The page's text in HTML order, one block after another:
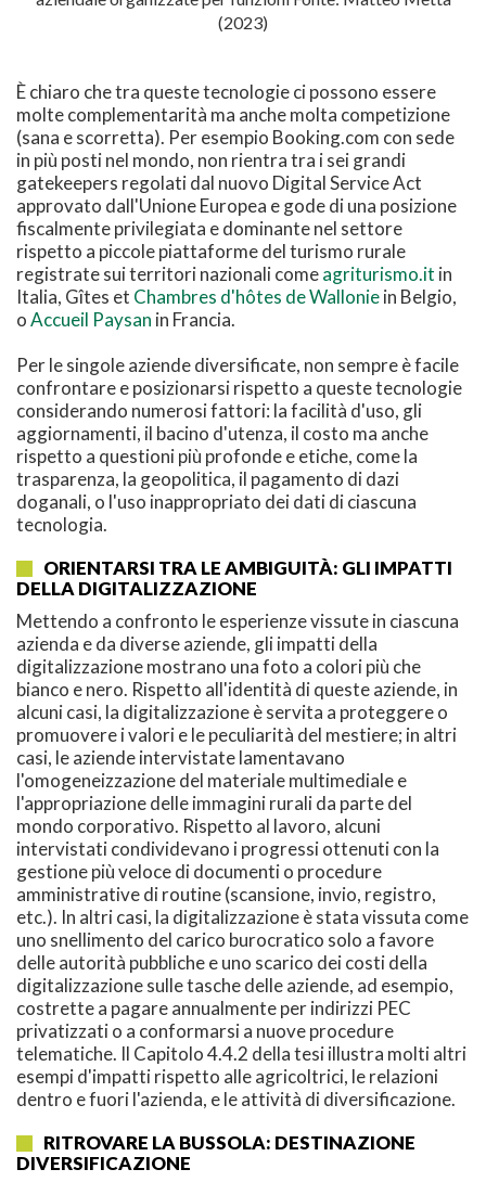
(2023)
È chiaro che tra queste tecnologie ci possono essere
molte complementarità ma anche molta competizione
(sana e scorretta). Per esempio Booking.com con sede
in più posti nel mondo, non rientra tra i sei grandi
gatekeepers regolati dal nuovo Digital Service Act
approvato dall'Unione Europea e gode di una posizione
fiscalmente privilegiata e dominante nel settore
rispetto a piccole piattaforme del turismo rurale
registrate sui territori nazionali comeagriturismo.it in
Italia, Gîtes et Chambres d'hôtes de Walloniein Belgio,
oAccueil Paysan in Francia.
Per le singole aziende diversificate, non sempre è facile
confrontare e posizionarsi rispetto a queste tecnologie
considerando numerosi fattori: la facilità d'uso, gli
aggiornamenti, il bacino d'utenza, il costo ma anche
rispetto a questioni più profonde e etiche, come la
trasparenza, la geopolitica, il pagamento di dazi
doganali, o l'uso inappropriato dei dati di ciascuna
tecnologia.
ORIENTARSI TRA LE AMBIGUITÀ: GLI IMPATTI
DELLA DIGITALIZZAZIONE
Mettendo a confronto le esperienze vissute in ciascuna
azienda e da diverse aziende, gli impatti della
digitalizzazione mostrano una foto a colori più che
bianco e nero. Rispetto all'identità di queste aziende, in
alcuni casi, la digitalizzazione è servita a proteggere o
promuovere i valori e le peculiarità del mestiere; in altri
casi, le aziende intervistate lamentavano
l'omogeneizzazione del materiale multimediale e
l'appropriazione delle immagini rurali da parte del
mondo corporativo. Rispetto al lavoro, alcuni
intervistati condividevano i progressi ottenuti con la
gestione più veloce di documenti o procedure
amministrative di routine (scansione, invio, registro,
etc.). In altri casi, la digitalizzazione è stata vissuta come
uno snellimento del carico burocratico solo a favore
delle autorità pubbliche e uno scarico dei costi della
digitalizzazione sulle tasche delle aziende, ad esempio,
costrette a pagare annualmente per indirizzi PEC
privatizzati o a conformarsi a nuove procedure
telematiche. Il Capitolo 4.4.2 della tesi illustra molti altri
esempi d'impatti rispetto alle agricoltrici, le relazioni
dentro e fuori l'azienda, e le attività di diversificazione.
RITROVARE LA BUSSOLA: DESTINAZIONE
DIVERSIFICAZIONE